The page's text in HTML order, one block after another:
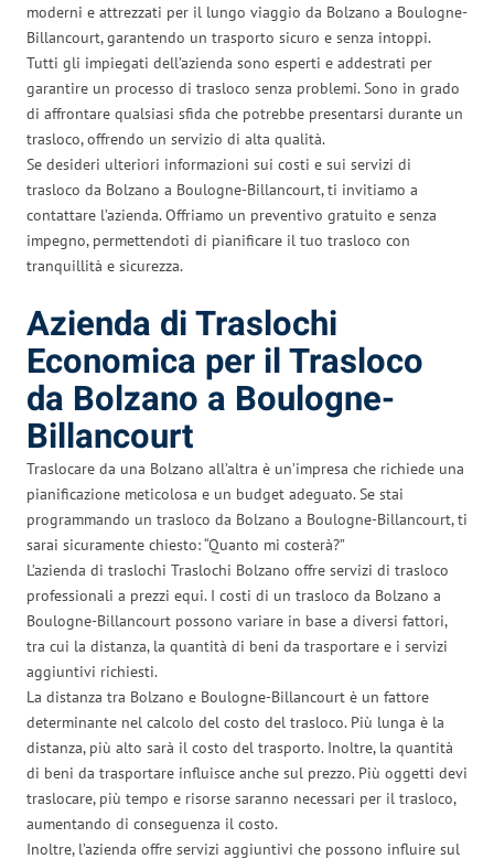
moderni e attrezzati per il lungo viaggio da Bolzano a Boulogne-
Billancourt, garantendo un trasporto sicuro e senza intoppi.
Tutti gli impiegati dell’azienda sono esperti e addestrati per
garantire un processo di trasloco senza problemi. Sono in grado
di affrontare qualsiasi sfida che potrebbe presentarsi durante un
trasloco, offrendo un servizio di alta qualità.
Se desideri ulteriori informazioni sui costi e sui servizi di
trasloco da Bolzano a Boulogne-Billancourt, ti invitiamo a
contattare l’azienda. Offriamo un preventivo gratuito e senza
impegno, permettendoti di pianificare il tuo trasloco con
tranquillità e sicurezza.
Azienda di Traslochi
Economica per il Trasloco
da Bolzano a Boulogne-
Billancourt
Traslocare da una Bolzano all’altra è un’impresa che richiede una
pianificazione meticolosa e un budget adeguato. Se stai
programmando un trasloco da Bolzano a Boulogne-Billancourt, ti
sarai sicuramente chiesto: “Quanto mi costerà?”
L’azienda di traslochi Traslochi Bolzano offre servizi di trasloco
professionali a prezzi equi. I costi di un trasloco da Bolzano a
Boulogne-Billancourt possono variare in base a diversi fattori,
tra cui la distanza, la quantità di beni da trasportare e i servizi
aggiuntivi richiesti.
La distanza tra Bolzano e Boulogne-Billancourt è un fattore
determinante nel calcolo del costo del trasloco. Più lunga è la
distanza, più alto sarà il costo del trasporto. Inoltre, la quantità
di beni da trasportare influisce anche sul prezzo. Più oggetti devi
traslocare, più tempo e risorse saranno necessari per il trasloco,
aumentando di conseguenza il costo.
Inoltre, l’azienda offre servizi aggiuntivi che possono influire sul